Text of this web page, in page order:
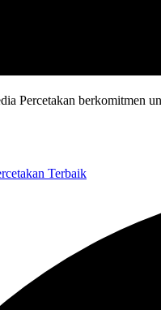
Percetakan berkomitmen
Terbaik